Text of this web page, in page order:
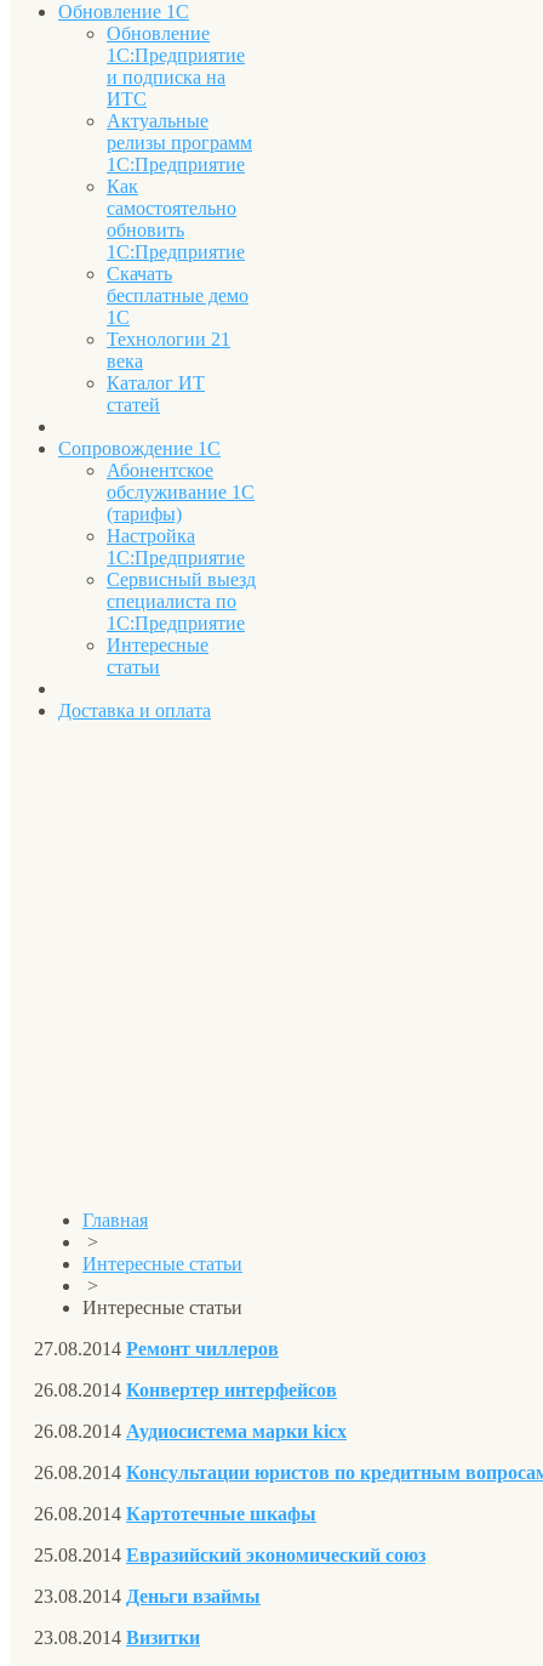
Обновление 1С
Обновление
1С:Предприятие
и подписка на
ИТС
Актуальные
релизы программ
1С:Предприятие
Как
самостоятельно
обновить
1С:Предприятие
Скачать
бесплатные демо
1С
Технологии 21
века
Каталог ИТ
статей
Сопровождение 1С
Абонентское
обслуживание 1С
(тарифы)
Настройка
1С:Предприятие
Сервисный выезд
специалиста по
1С:Предприятие
Интересные
статьи
Доставка и оплата
Главная
>
Интересные статьи
>
Интересные статьи
27.08.2014 Ремонт чиллеров
26.08.2014 Конвертер интерфейсов
26.08.2014 Аудиосистема марки kicx
26.08.2014 Консультации юристов по кредитным
26.08.2014 Картотечные шкафы
25.08.2014 Евразийский экономический союз
23.08.2014 Деньги взаймы
23.08.2014 Визитки